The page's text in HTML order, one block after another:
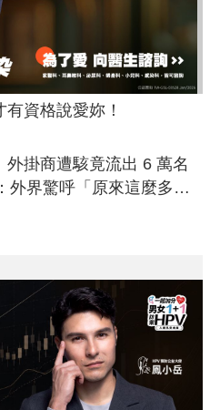
資格說愛妳！
外掛商遭駭竟流出 6 萬名
外界驚呼「原來這麼多人